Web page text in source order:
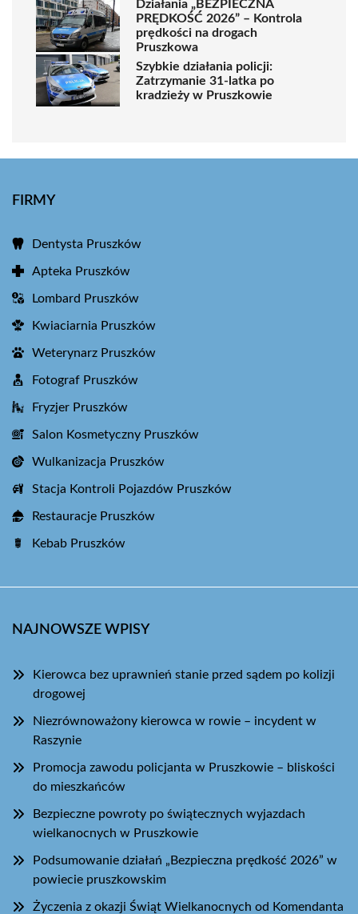
Działania „BEZPIECZNA
PRĘDKOŚĆ 2026” – Kontrola
prędkości na drogach
Pruszkowa
Szybkie działania policji:
Zatrzymanie 31-latka po
kradzieży w Pruszkowie
FIRMY
Dentysta Pruszków
Apteka Pruszków
Lombard Pruszków
Kwiaciarnia Pruszków
Weterynarz Pruszków
Fotograf Pruszków
Fryzjer Pruszków
Salon Kosmetyczny Pruszków
Wulkanizacja Pruszków
Stacja Kontroli Pojazdów Pruszków
Restauracje Pruszków
Kebab Pruszków
NAJNOWSZE WPISY
Kierowca bez uprawnień stanie przed sądem po kolizji
drogowej
Niezrównoważony kierowca w rowie – incydent w
Raszynie
Promocja zawodu policjanta w Pruszkowie – bliskości
do mieszkańców
Bezpieczne powroty po świątecznych wyjazdach
wielkanocnych w Pruszkowie
Podsumowanie działań „Bezpieczna prędkość 2026” w
powiecie pruszkowskim
Życzenia z okazji Świąt Wielkanocnych od Komendanta